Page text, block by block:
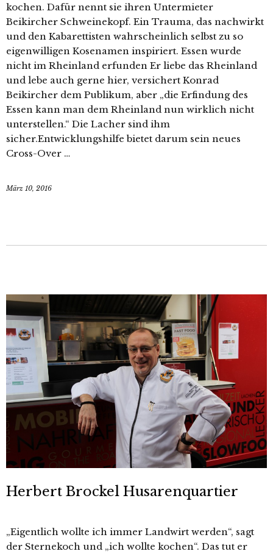
kochen. Dafür nennt sie ihren Untermieter
Beikircher Schweinekopf. Ein Trauma, das nachwirkt
und den Kabarettisten wahrscheinlich selbst zu so
eigenwilligen Kosenamen inspiriert. Essen wurde
nicht im Rheinland erfunden Er liebe das Rheinland
und lebe auch gerne hier, versichert Konrad
Beikircher dem Publikum, aber „die Erfindung des
Essen kann man dem Rheinland nun wirklich nicht
unterstellen.“ Die Lacher sind ihm
sicher.Entwicklungshilfe bietet darum sein neues
Cross-Over …
März 10, 2016
Herbert Brockel Husarenquartier
„Eigentlich wollte ich immer Landwirt werden“, sagt
der Sternekoch und „ich wollte kochen“. Das tut er